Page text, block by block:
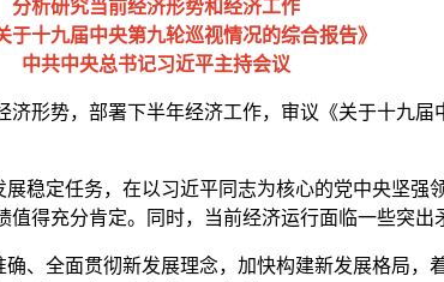
分析研究当前经济形势和经济工作
于十九届中央第九轮巡视情况的综合报告》
中共中央总书记习近平主持会议
形势，部署下半年经济工作，审议《关于十九
定任务，在以习近平同志为核心的党中央坚强
得充分肯定。同时，当前经济运行面临一些突出
全面贯彻新发展理念，加快构建新发展格局，